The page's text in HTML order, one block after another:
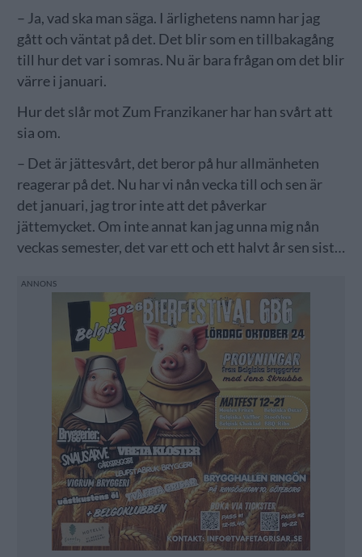
– Ja, vad ska man säga. I ärlighetens namn har jag
gått och väntat på det. Det blir som en tillbakagång
till hur det var i somras. Nu är bara frågan om det blir
värre i januari.
Hur det slår mot Zum Franzikaner har han svårt att
sia om.
– Det är jättesvårt, det beror på hur allmänheten
reagerar på det. Nu har vi nån vecka till och sen är
det januari, jag tror inte att det påverkar
jättemycket. Om inte annat kan jag unna mig nån
veckas semester, det var ett och ett halvt år sen sist…